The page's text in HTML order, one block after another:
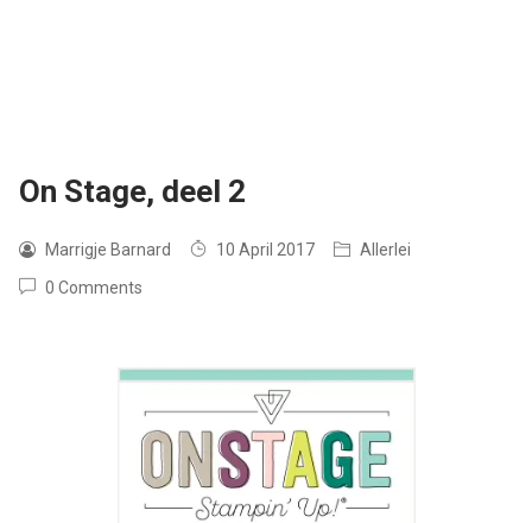
On Stage, deel 2
Marrigje Barnard 10 April 2017
Allerlei
0 Comments